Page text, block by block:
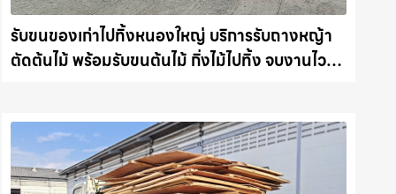
รับขนของเก่าไปทิ้งหนองใหญ่ บริการรับถางหญ้า
ตัดต้นไม้ พร้อมรับขนต้นไม้ กิ่งไม้ไปทิ้ง จบงานไว